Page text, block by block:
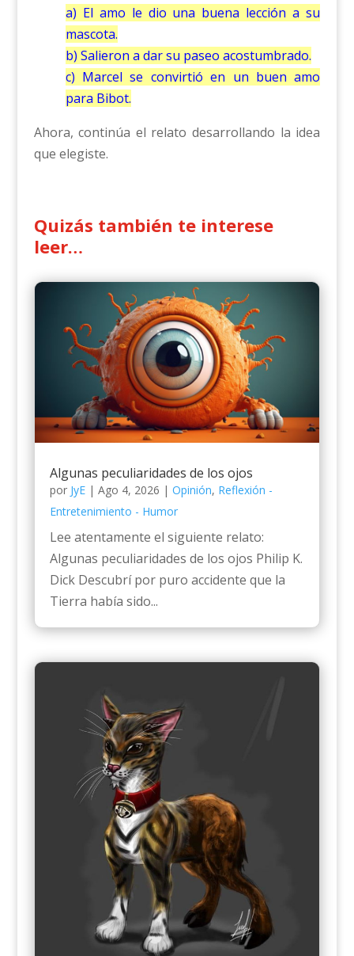
a) El amo le dio una buena lección a su
mascota.
b) Salieron a dar su paseo acostumbrado.
c) Marcel se convirtió en un buen amo
para Bibot.
Ahora, continúa el relato desarrollando la idea
que elegiste.
Quizás también te interese
leer…
Algunas peculiaridades de los ojos
por JyE| Ago 4, 2026 | Opinión, Reflexión -
Entretenimiento - Humor
Lee atentamente el siguiente relato:
Algunas peculiaridades de los ojos Philip K.
Dick Descubrí por puro accidente que la
Tierra había sido...